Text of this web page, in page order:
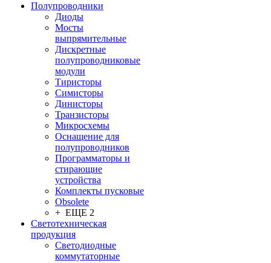
Полупроводники
Диоды
Мосты
выпрямительные
Дискретные
полупроводниковые
модули
Тиристоры
Симисторы
Динисторы
Транзисторы
Микросхемы
Оснащение для
полупроводников
Программаторы и
стирающие
устройства
Комплекты пусковые
Obsolete
+ ЕЩЕ 2
Светотехническая
продукция
Светодиодные
коммутаторные